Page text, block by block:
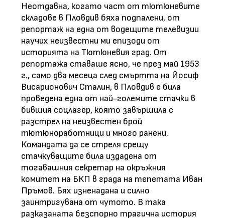
Неотдавна, когато част от тютюневите
складове в Пловдив бяха подпалени, от
репортаж на една от водещите телевизии
научих неизвестни ми епизоди от
историята на Тютюневия град. От
репортажа ставаше ясно, че през май 1953
г., само два месеца след смъртта на Йосиф
Висарионович Сталин, в Пловдив е била
проведена една от най-големите стачки в
бившия соцлагер, която завършила с
разстрел на неизвестен брой
тютюноработници и много ранени.
Командата да се стреля срещу
стачкуващите била издадена от
тогавашния секретар на окръжния
комитет на БКП в града на тепетата Иван
Пръмов. Бях изненадана и силно
заинтригувана от чутото. В така
разказаната безспорно трагична история